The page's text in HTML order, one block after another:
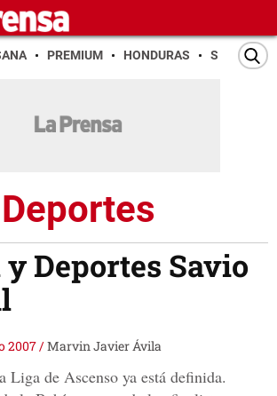
PREMIUM HONDURAS SAN PEDRO
Deportes
Deportes Savio
2007/Marvin Javier Ávila
Liga de Ascenso ya está definida.